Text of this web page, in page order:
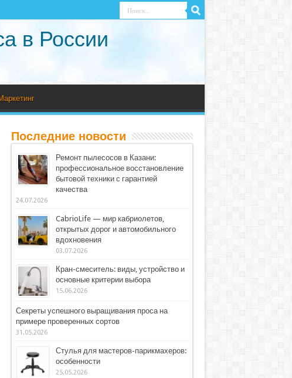
в России
Последние новости
Ремонт пылесосов в Казани:
профессиональное восстановление
бытовой техники с гарантией
качества
24.07.2026
CabrioLife — мир кабриолетов,
открытых дорог и автомобильного
вдохновения
03.07.2026
Кран-смеситель: виды, устройство и
основные критерии выбора
15.06.2026
Секреты успешного выращивания проса на
примере проверенных сортов
31.05.2026
Стулья для мастеров-парикмахеров:
особенности
25.05.2026